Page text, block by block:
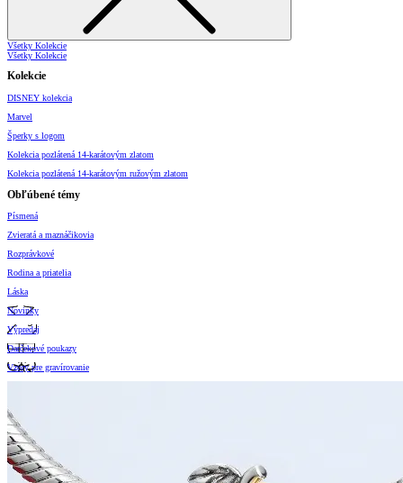
Všetky Kolekcie
Všetky Kolekcie
Kolekcie
DISNEY kolekcia
Marvel
Šperky s logom
Kolekcia pozlátená 14-karátovým zlatom
Kolekcia pozlátená 14-karátovým ružovým zlatom
Obľúbené témy
Písmená
Zvieratá a maznáčikovia
Rozprávkové
Rodina a priatelia
Láska
Novinky
Výpredaj
Darčekové poukazy
Vzory pre gravírovanie